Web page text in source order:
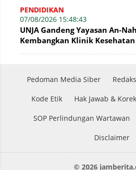
Sinsen
PENDIDIKAN
07/08/2026 15:48:43
UNJA Gandeng Yayasan An-
Kembangkan Klinik Kesehatan
Pedoman Media Siber
Kode Etik Hak Jawab &
SOP Perlindungan Wartawan
Disclaimer
© 2026